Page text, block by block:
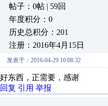
帖子：0帖 | 59回
年度积分：0
历史总积分：201
注册：2016年4月15日
发表于：2016-04-29 10:08:32
好东西，正需要，感谢
回复 引用 举报